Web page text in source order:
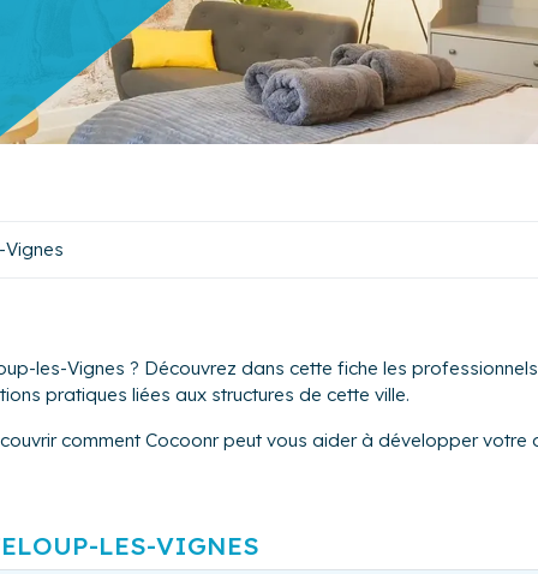
les-Vignes ? Découvrez dans cette fiche les
pratiques liées aux structures de cette ville.
comment Cocoonr peut vous aider à développer votre
LES-VIGNES